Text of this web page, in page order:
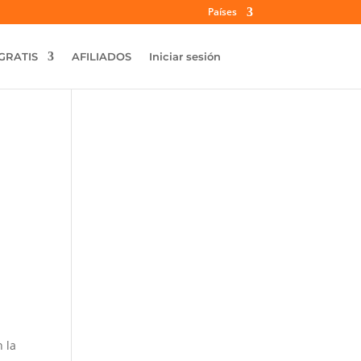
Países
AFILIADOS Iniciar sesión
la